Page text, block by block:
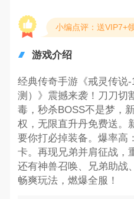
小编点评：送VIP7+
游戏介绍
经典传奇手游《戒灵传说
测）》震撼来袭！刀刀切
毒，秒杀BOSS不是梦，
权，无限直升丹免费送。
要你打必掉装备。爆率高
卡。再现兄弟并肩征战，
还有神兽召唤、兄弟助战
畅爽玩法，燃爆全服！